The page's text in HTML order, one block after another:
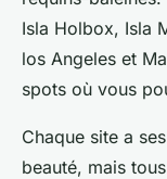
Isla Holbox, Isla
los Angeles et
spots où vous
Chaque site a
beauté, mais